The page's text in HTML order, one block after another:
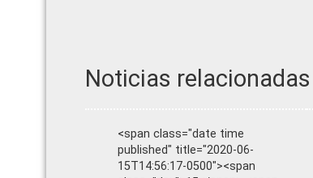
Noticias relacionadas
<span class="date time
published" title="2020-06-
15T14:56:17-0500"><span